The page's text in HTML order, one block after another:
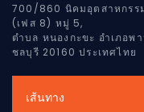
700/860 นิคมอุตสาหกรร
(เฟส 8) หมู่ 5,
ตำบล หนองกะขะ อำเภอพ
ชลบุรี 20160 ประเทศไทย
เส้นทาง